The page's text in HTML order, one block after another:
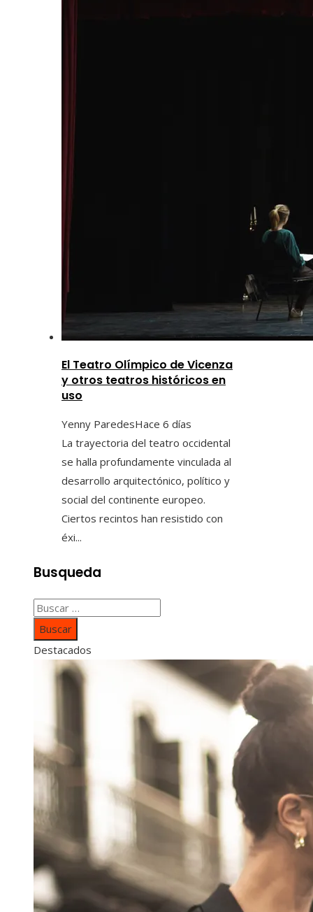
El Teatro Olímpico de Vicenza
y otros teatros históricos en
uso
Yenny ParedesHace 6 días
La trayectoria del teatro occidental
se halla profundamente vinculada al
desarrollo arquitectónico, político y
social del continente europeo.
Ciertos recintos han resistido con
éxi...
Busqueda
Buscar:
Destacados